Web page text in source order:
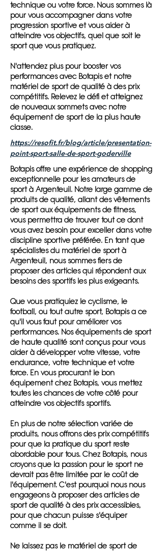
technique ou votre force. Nous sommes là
pour vous accompagner dans votre
progression sportive et vous aider à
atteindre vos objectifs, quel que soit le
sport que vous pratiquez.
N'attendez plus pour booster vos
performances avec Botapis et notre
matériel de sport de qualité à des prix
compétitifs. Relevez le défi et atteignez
de nouveaux sommets avec notre
équipement de sport de la plus haute
classe.
https://resofit.fr/blog/article/presentation-
point-sport-salle-de-sport-goderville
Botapis offre une expérience de shopping
exceptionnelle pour les amateurs de
sport à Argenteuil. Notre large gamme de
produits de qualité, allant des vêtements
de sport aux équipements de fitness,
vous permettra de trouver tout ce dont
vous avez besoin pour exceller dans votre
discipline sportive préférée. En tant que
spécialistes du matériel de sport à
Argenteuil, nous sommes fiers de
proposer des articles qui répondent aux
besoins des sportifs les plus exigeants.
Que vous pratiquiez le cyclisme, le
football, ou tout autre sport, Botapis a ce
qu'il vous faut pour améliorer vos
performances. Nos équipements de sport
de haute qualité sont conçus pour vous
aider à développer votre vitesse, votre
endurance, votre technique et votre
force. En vous procurant le bon
équipement chez Botapis, vous mettez
toutes les chances de votre côté pour
atteindre vos objectifs sportifs.
En plus de notre sélection variée de
produits, nous offrons des prix compétitifs
pour que la pratique du sport reste
abordable pour tous. Chez Botapis, nous
croyons que la passion pour le sport ne
devrait pas être limitée par le coût de
l'équipement. C'est pourquoi nous nous
engageons à proposer des articles de
sport de qualité à des prix accessibles,
pour que chacun puisse s'équiper
comme il se doit.
Ne laissez pas le matériel de sport de